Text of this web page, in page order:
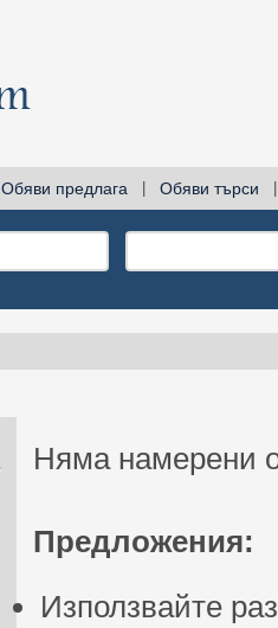
Обяви предлага Обяви търси
Няма намерени
Предложения:
Използвайте